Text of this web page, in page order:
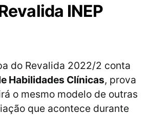
INEP
do Revalida 2022/2 conta
Habilidades Clínicas, prova
o mesmo modelo de outras
que acontece durante